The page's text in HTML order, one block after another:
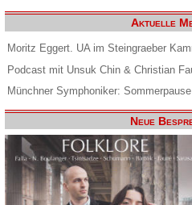
Aktuelle
Moritz Eggert. UA im Steingraeber
Podcast mit Unsuk Chin & Christian
Münchner Symphoniker:
Neue